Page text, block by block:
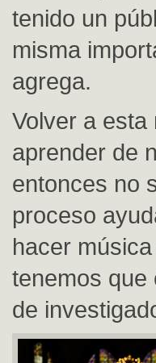
tenido un
misma
agrega.
Volver a esta
aprender de
entonces no
proceso
hacer
tenemos que
de